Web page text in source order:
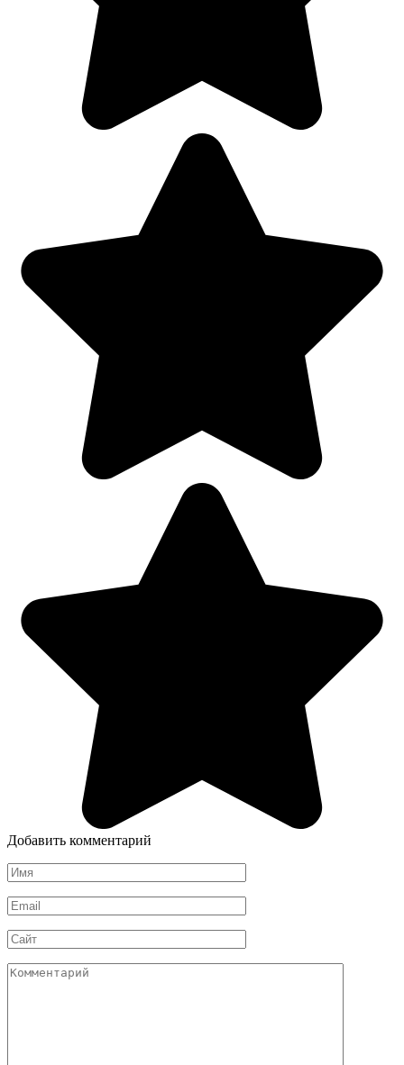
Добавить комментарий
Имя
*
Email
*
Сайт
Комментарий